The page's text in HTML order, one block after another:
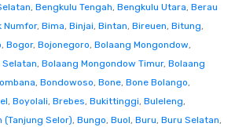
, Bengkulu Tengah, Bengkulu Utara, Berau
Numfor, Bima, Binjai, Bintan, Bireuen, Bitung,
, Bogor, Bojonegoro, Bolaang Mongondow,
Selatan, Bolaang Mongondow Timur, Bolaang
, Bondowoso, Bone, Bone Bolango,
, Boyolali, Brebes, Bukittinggi, Buleleng,
(Tanjung Selor), Bungo, Buol, Buru, Buru Selatan,